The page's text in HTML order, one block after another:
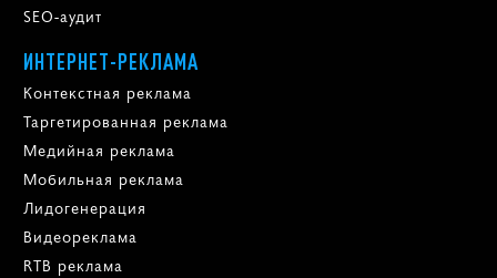
SEO-аудит
ИНТЕРНЕТ-РЕКЛАМА
Контекстная реклама
Таргетированная реклама
Медийная реклама
Мобильная реклама
Лидогенерация
Видеореклама
RTB реклама